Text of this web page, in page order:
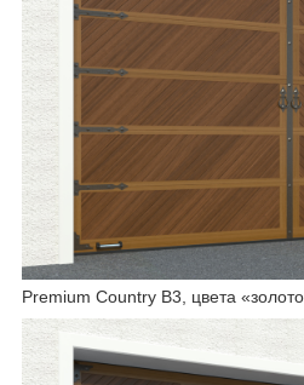
Premium Country B3, цвета